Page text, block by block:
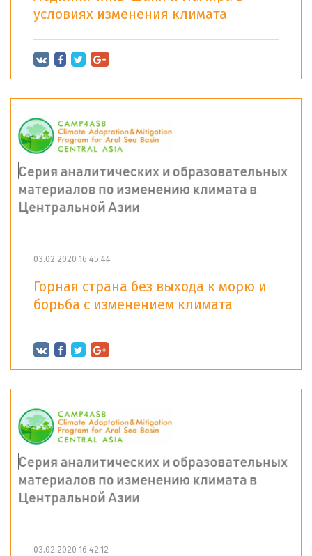
условиях изменения климата
03.02.2020 16:45:44
Горная страна без выхода к морю и
борьба с изменением климата
03.02.2020 16:42:12